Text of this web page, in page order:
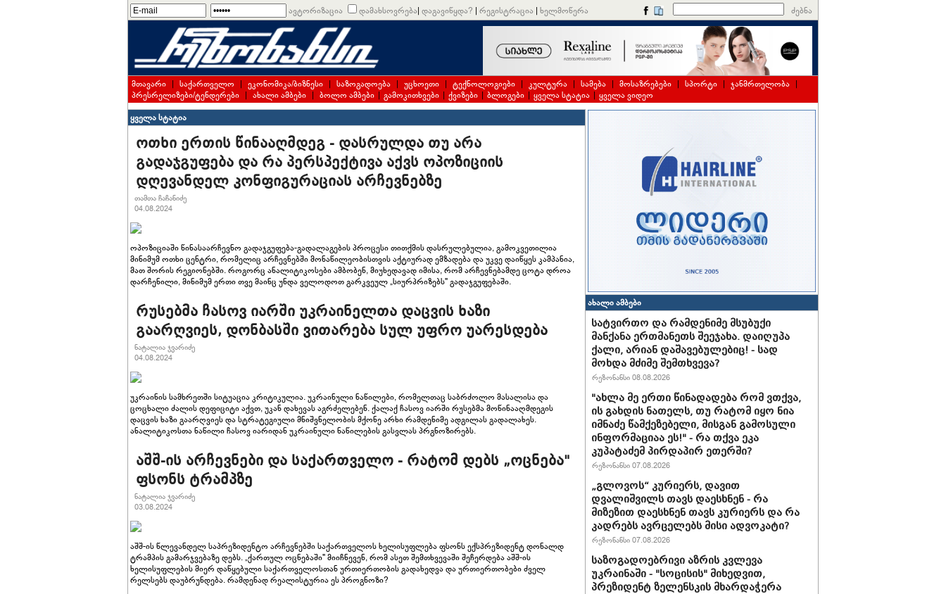
ავტორიზაცია დამახსოვრება| დაგავიწყდა? | რეგისტრაცია | ხელმოწერა ძებნა
მთავარი | საქართველო | ეკონომიკა/ბიზნესი | საზოგადოება | უცხოეთი | ტექნოლოგიები | კულტურა | სამება | მოსაზრებები | სპორტი | ჯანმრთელობა |
პრესრელიზები/ტენდერები | ახალი ამბები | ბოლო ამბები | გამოკითხვები | ქვიზები | ბლოგები | ყველა სტატია | ყველა ვიდეო
ყველა სტატია
ოთხი ერთის წინააღმდეგ - დასრულდა თუ არა
გადაჯგუფება და რა პერსპექტივა აქვს ოპოზიციის
დღევანდელ კონფიგურაციას არჩევნებზე
თამთა ჩაჩანიძე
04.08.2024
ოპოზიციაში წინასაარჩევნო გადაჯგუფება-გადალაგების პროცესი თითქმის დასრულებულია, გამოკვეთილია
მინიმუმ ოთხი ცენტრი, რომელიც არჩევნებში მონაწილეობისთვის აქტიურად ემზადება და უკვე დაიწყეს კამპანია,
მათ შორის რეგიონებში. როგორც ანალიტიკოსები ამბობენ, მიუხედავად იმისა, რომ არჩევნებამდე ცოტა დროა
დარჩენილი, მინიმუმ ერთი თვე მაინც უნდა ველოდოთ გარკვეულ „სიურპრიზებს" გადაჯგუფებაში.
რუსებმა ჩასოვ იარში უკრაინელთა დაცვის ხაზი
გაარღვიეს, დონბასში ვითარება სულ უფრო უარესდება
ნატალია ჯვარიძე
04.08.2024
უკრაინის სამხრეთში სიტუაცია კრიტიკულია. უკრაინული ნაწილები, რომელთაც საბრძოლო მასალისა და
ცოცხალი ძალის დეფიციტი აქვთ, უკან დახევას აგრძელებენ. ქალაქ ჩასოვ იარში რუსებმა მოწინააღმდეგის
დაცვის ხაზი გაარღვიეს და სტრატეგიული მნიშვნელობის მქონე არხი რამდენიმე ადგილას გადალახეს.
ანალიტიკოსთა ნაწილი ჩასოვ იარიდან უკრაინული ნაწილების გასვლას პრგნოზირებს.
აშშ-ის არჩევნები და საქართველო - რატომ დებს „ოცნება"
ფსონს ტრამპზე
ნატალია ჯვარიძე
03.08.2024
აშშ-ის წლევანდელ საპრეზიდენტო არჩევნებში საქართველოს ხელისუფლება ფსონს ექსპრეზიდენტ დონალდ
ტრამპის გამარჯვებაზე დებს. „ქართულ ოცნებაში" მიიჩნევენ, რომ ასეთ შემთხვევაში შეჩერდება აშშ-ის
ხელისუფლების მიერ დაწყებული საქართველოსთან ურთიერთობის გადახედვა და ურთიერთობები ძველ
რელსებს დაუბრუნდება. რამდენად რეალისტურია ეს პროგნოზი?
ახალი ამბები
სატვირთო და რამდენიმე მსუბუქი
მანქანა ერთმანეთს შეეჯახა. დაიღუპა
ქალი, არიან დაშავებულებიც! - სად
მოხდა მძიმე შემთხვევა?
რეზონანსი 08.08.2026
"ახლა მე ერთი წინადადება რომ ვთქვა,
ის გახდის ნათელს, თუ რატომ იყო ნია
იმნაძე წამქეზებელი, მისგან გამოსული
ინფორმაციაა ეს!" - რა თქვა ეკა
კუპატაძემ პირდაპირ ეთერში?
რეზონანსი 07.08.2026
„გლოვოს“ კურიერს, დავით
დვალიშვილს თავს დაესხნენ - რა
მიზეზით დაესხნენ თავს კურიერს და რა
კადრებს ავრცელებს მისი ადვოკატი?
რეზონანსი 07.08.2026
საზოგადოებრივი აზრის კვლევა
უკრაინაში - "სოცისის" მიხედვით,
პრეზიდენტ ზელენსკის მხარდაჭერა